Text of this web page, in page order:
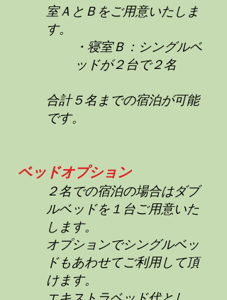
室ＡとＢをご用意いたしま
す。
・寝室Ｂ：シングルベ
ッドが２台で２名
合計５名までの宿泊が可能
です。
ベッドオプション
２名での宿泊の場合はダブ
ルベッドを１台ご用意いた
します。
オプションでシングルベッ
ドもあわせてご利用して頂
けます。